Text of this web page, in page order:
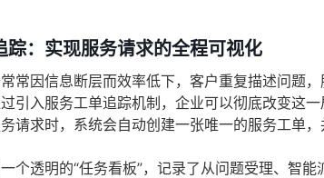
踪：实现服务请求的全程可视化
常因信息断层而效率低下，客户重复描述问题
引入服务工单追踪机制，企业可以彻底改变这
请求时，系统会自动创建一张唯一的服务工单
个透明的“任务看板”，记录了从问题受理、智